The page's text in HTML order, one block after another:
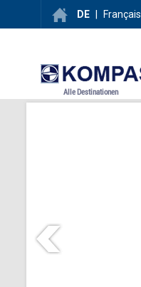
DE Français
Alle Destinationen